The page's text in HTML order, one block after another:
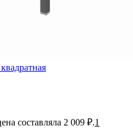
составляла 2 009 ₽.1